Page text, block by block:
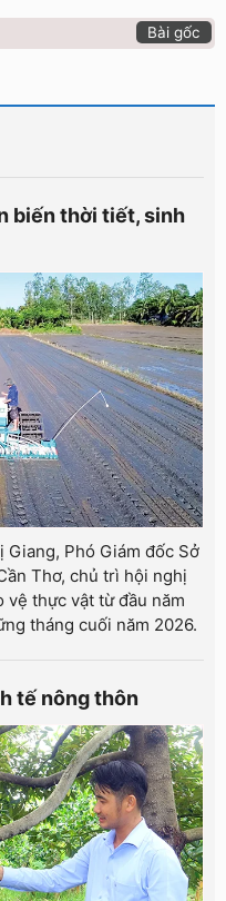
Bài gốc
biến thời tiết, sinh
Phó Giám đốc Sở
Thơ, chủ trì hội nghị
thực vật từ đầu năm
tháng cuối năm 2026.
tế nông thôn